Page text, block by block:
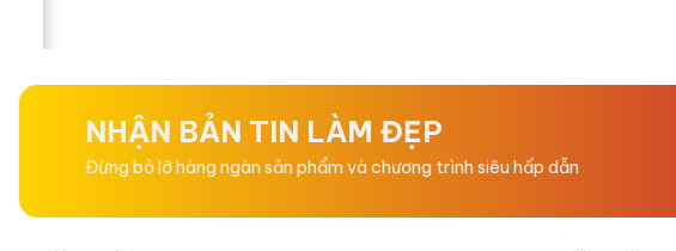
5
5
NHẬN BẢN TIN LÀM ĐẸP
Đừng bỏ lỡ hàng ngàn sản phẩm và chương trình siêu hấp dẫn